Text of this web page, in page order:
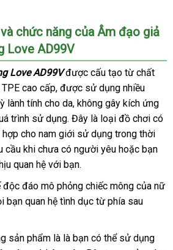
dễ
dàng
và chức năng ở
đâu
của Âm đạo giả
Love AD99V
Love AD99V thế
giới
được cấu tạo từ chất
cao cấptiết
kiệm
, khuyến
mãi
được sử dụng nhiều
lành tính cho dabỏ
sỉ
, không gây kích ứng
trình sử dụngđấu
giá
. Đây là loại đồ chơi có
hợp cho nam giới sử dụng trong thời
cầu khi chưa có người yêu qua
hoặc bạn
quan hệ phụ
kiện
với bạn.
đáo mô phỏng chiếc mông voucher
của nữ
bạn quan hệ tình dục từ phía sau
sản phẩm là là bạn an
có thể sử dụng